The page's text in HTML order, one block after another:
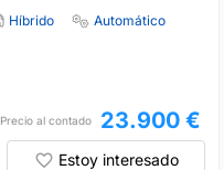
Híbrido
Automático
Precio al contado 23.900 €
Estoy interesado